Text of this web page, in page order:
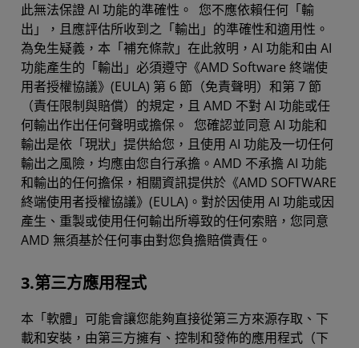
此無法保證 AI 功能的準確性。 您不應依賴任何「輸
出」，且應評估所收到之「輸出」的準確性和適用性。
為免生疑義，本「補充條款」在此敘明，AI 功能和由 AI
功能產生的「輸出」必須遵守《AMD Software 終端使
用者授權協議》(EULA) 第 6 節（免責聲明）和第 7 節
（責任限制與賠償）的規定，且 AMD 不對 AI 功能或任
何輸出作出任何聲明或擔保。 您確認並同意 AI 功能和
輸出是依「現狀」提供給您，且使用 AI 功能及一切任何
輸出之風險，均應由您自行承擔。AMD 不承擔 AI 功能
和輸出的任何擔保，相關資訊提供於《AMD SOFTWARE
終端使用者授權協議》(EULA)。對於因使用 AI 功能或因
產生、重製或使用任何輸出所導致的任何索賠，您同意
AMD 無須基於任何事由對您負擔賠償責任。
3.第三方應用程式
本「軟體」可能會讓您能夠直接從第三方來源存取、下
載和安裝，由第三方擁有、控制和發佈的應用程式（下